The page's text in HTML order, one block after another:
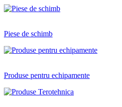
Piese de schimb
Produse pentru echipamente